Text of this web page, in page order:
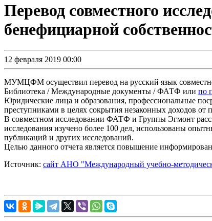
Перевод совместного
бенефициарной
12 февраля 2019 00:00
МУМЦФМ осуществил перевод на русский язык
Библиотека / Международные документы / ФАТФ или по
Юридические лица и образования, профессиональные
преступниками в целях сокрытия незаконных доходов от
В совместном исследовании ФАТФ и Группы Эгмонт
исследования изучено более 100 дел, использованы
публикаций и других исследований.
Целью данного отчета является повышение
Источник: сайт АНО "Международный учебно-